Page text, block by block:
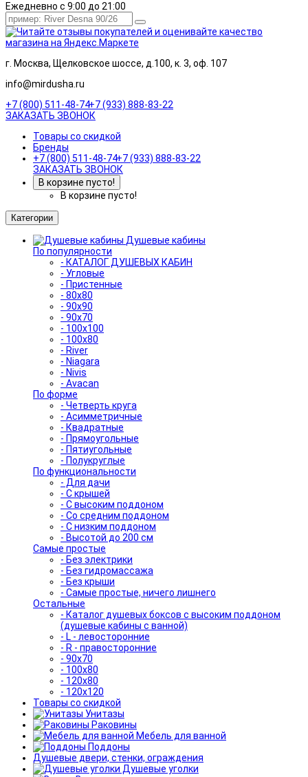
Ежедневно с 9:00 до 21:00
г. Москва, Щелковское шоссе, д.100, к. 3, оф. 107
info@mirdusha.ru
+7 (800) 511-48-74+7 (933) 888-83-22
ЗАКАЗАТЬ ЗВОНОК
Товары со скидкой
Бренды
+7 (800) 511-48-74+7 (933) 888-83-22
ЗАКАЗАТЬ ЗВОНОК
В корзине пусто!
В корзине пусто!
Категории
Душевые кабины
По популярности
- КАТАЛОГ ДУШЕВЫХ КАБИН
- Угловые
- Пристенные
- 80x80
- 90x90
- 90x70
- 100x100
- 100x80
- River
- Niagara
- Nivis
- Avacan
По форме
- Четверть круга
- Асимметричные
- Квадратные
- Прямоугольные
- Пятиугольные
- Полукруглые
По функциональности
- Для дачи
- С крышей
- С высоким поддоном
- Со средним поддоном
- С низким поддоном
- Высотой до 200 см
Самые простые
- Без электрики
- Без гидромассажа
- Без крыши
- Самые простые, ничего лишнего
Остальные
- Каталог душевых боксов с высоким поддоном
(душевые кабины с ванной)
- L - левосторонние
- R - правосторонние
- 90x70
- 100x80
- 120x80
- 120x120
Товары со скидкой
Унитазы
Раковины
Мебель для ванной
Поддоны
Душевые двери, стенки, ограждения
Душевые уголки